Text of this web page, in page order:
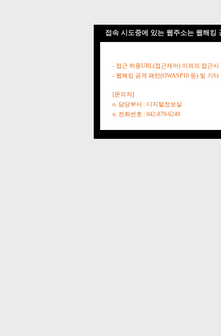
접속 시도중에 있는 웹주소는 웹해킹
- 접근 허용URL(접근제어) 이외의 접근시
- 웹해킹 공격 패턴(OWASP10 등) 및 기
[문의처]
o. 담당부서 : 디지털정보실
o. 전화번호 : 042-879-6249